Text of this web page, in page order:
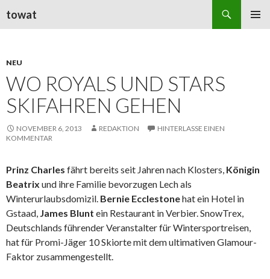
towat
NEU
WO ROYALS UND STARS
SKIFAHREN GEHEN
NOVEMBER 6, 2013 REDAKTION
HINTERLASSE EINEN
KOMMENTAR
Prinz Charles fährt bereits seit Jahren nach Klosters, Königin
Beatrix und ihre Familie bevorzugen Lech als
Winterurlaubsdomizil. Bernie Ecclestonehat ein Hotel in
Gstaad, James Blunt ein Restaurant in Verbier. SnowTrex,
Deutschlands führender Veranstalter für Wintersportreisen,
hat für Promi-Jäger 10 Skiorte mit dem ultimativen Glamour-
Faktor zusammengestellt.